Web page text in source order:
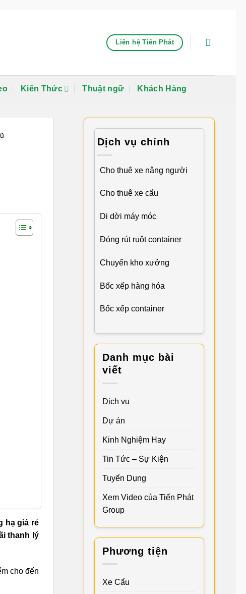
Liên hệ Tiến Phát
Kiến Thức Thuật ngữ Khách Hàng
hạ giá rẻ
thanh lý
cho đến
Dịch vụ chính
Cho thuê xe nâng người
Cho thuê xe cẩu
Di dời máy móc
Đóng rút ruột container
Chuyển kho xưởng
Bốc xếp hàng hóa
Bốc xếp container
Danh mục bài
viết
Dịch vụ
Dự án
Kinh Nghiệm Hay
Tin Tức – Sự Kiện
Tuyển Dụng
Xem Video của Tiến Phát
Group
Phương tiện
Xe Cẩu